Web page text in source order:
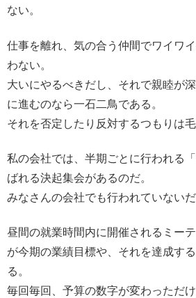
ない。
仕事を離れ、気の合う仲間でワイワ
わない。
大いにやるべきだし、それで親睦が
に進むのなら一石二鳥である。
それを否定したり反対するつもりは毛
私の会社では、半期ごとに行われる
ばれる決起集会があるのだ。
みなさんの会社でも行われていない
昼間の就業時間内に開催されるミー
が今期の業績目標や、それを達成す
る。
毎回毎回、予算の数字が変わっただ